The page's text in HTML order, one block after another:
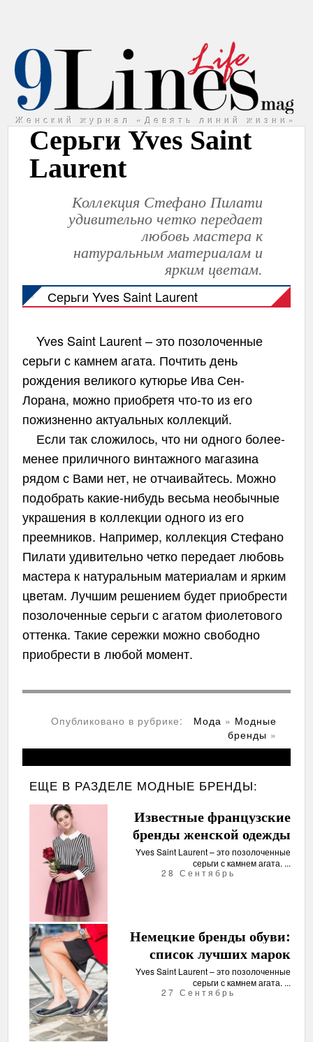
Женский журнал «Девять линий жизни»
Серьги Yves Saint
Laurent
Коллекция Стефано Пилати
удивительно четко передает
любовь мастера к
натуральным материалам и
ярким цветам.
Yves Saint Laurent – это позолоченные
серьги с камнем агата. Почтить день
рождения великого кутюрье Ива Сен-
Лорана, можно приобретя что-то из его
пожизненно актуальных коллекций.
Если так сложилось, что ни одного более-
менее приличного винтажного магазина
рядом с Вами нет, не отчаивайтесь. Можно
подобрать какие-нибудь весьма необычные
украшения в коллекции одного из его
преемников. Например, коллекция Стефано
Пилати удивительно четко передает любовь
мастера к натуральным материалам и ярким
цветам. Лучшим решением будет приобрести
позолоченные серьги с агатом фиолетового
оттенка. Такие сережки можно свободно
приобрести в любой момент.
Опубликовано в рубрике: Мода » Модные
бренды »
ЕЩЕ В РАЗДЕЛЕ МОДНЫЕ БРЕНДЫ:
Известные французские
бренды женской одежды
Yves Saint Laurent – это позолоченные
серьги с камнем агата. ...
28 Сентябрь
Немецкие бренды обуви:
список лучших марок
Yves Saint Laurent – это позолоченные
серьги с камнем агата. ...
27 Сентябрь